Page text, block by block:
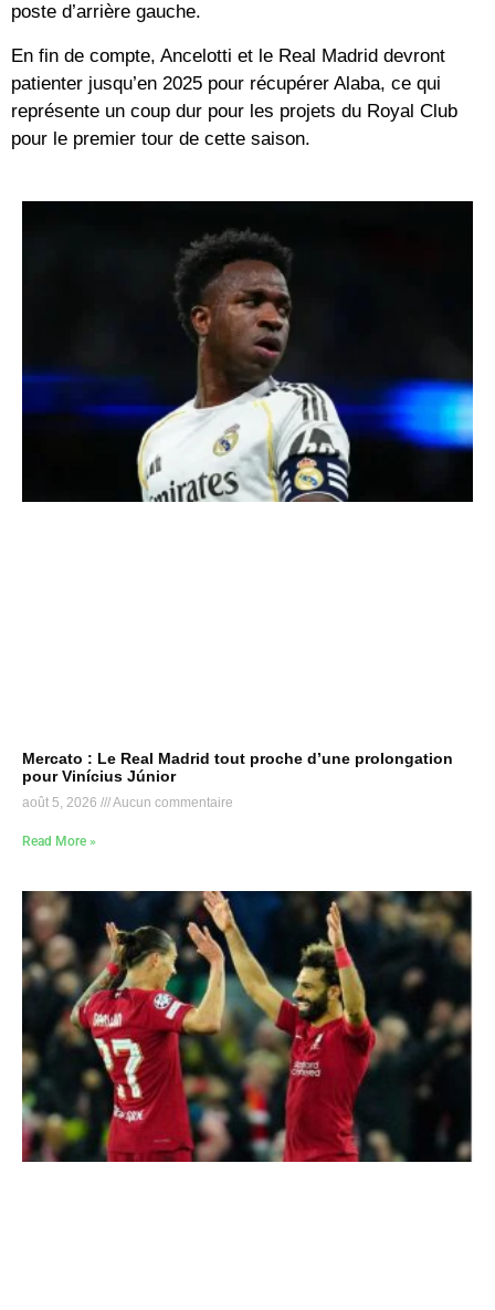
poste d’arrière gauche.
En fin de compte, Ancelotti et le Real Madrid devront
patienter jusqu’en 2025 pour récupérer Alaba, ce qui
représente un coup dur pour les projets du Royal Club
pour le premier tour de cette saison.
Mercato : Le Real Madrid tout proche d’une prolongation
pour Vinícius Júnior
août 5, 2026 Aucun commentaire
Read More »